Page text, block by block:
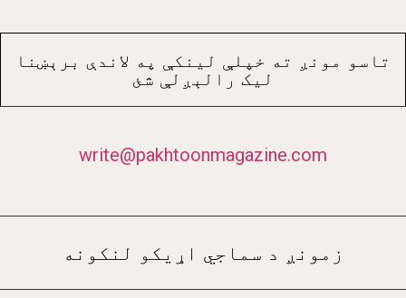
تاسو مونږ ته خپلې لينکې په لاندې برېښنا
ليک رالېږلې شئ
write@pakhtoonmagazine.com
زمونږ د سماجي اړيکو لنکونه